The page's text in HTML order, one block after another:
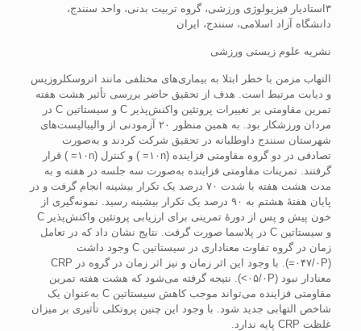
۳استادیار فیزیولوژی ورزشی، گروه تربیت بدنی، واحد سنندج،
دانشگاه آزاد اسلامی، سنندج، ایران
نشریه علوم زیستی ورزشی
التهاب مزمن با خطر ابتلا به بیماری‌های مختلفی مانند اتروسکلروزیس
و دیابت مرتبط است. هدف از تحقیق حاضر بررسی تأثیر هشت هفته
تمرین مقاومتی بر تغییرات پروتئین واکنش‌پذیر C و سیستاتین C در
مردان ورزشکار بود. به همین منظور ۲۰ آزمودنی از والیبالیست‌های
شهرستان سنندج داوطلبانه در تحقیق شرکت کردند و به‌صورت
تصادفی در دو گروه مقاومتی فزاینده (۱۰n= ) و کنترل (۱۰n= ) قرار
گرفتند. تمرینات مقاومتی فزاینده به‌صورت سه جلسه در هفته و به
مدت هشت هفته با شدت ۷۰ درصد یک تکرار بیشینه انجام گرفت و در
پایان هفتۀ هشتم به ۹۰ درصد یک تکرار بیشینه رسید. نمونه‌گیری از
خون پیش و پس از دورۀ تمرینی برای ارزیابی پروتئین واکنش‌پذیر C
و سیستاتین C در پلاسما صورت گرفت. نتایج نشان داد که در تعامل
زمان در گروه تفاوت معناداری در سیستاتین C وجود داشت
(۰۴۷/۰P=). با وجود این اثر زمان و نیز اثر زمان در گروه در CRP
معنادار نبود (۰۵/۰P>). نتیجه گرفته می‌شود که هشت هفته تمرین
مقاومتی فزاینده می‌تواند موجب کاهش سیستاتین C به‌عنوان یک
شاخص التهابی جدید شود. با وجود این چنین پروتکلی تأثیری بر میزان
غلظت CRP پایه ندارد.